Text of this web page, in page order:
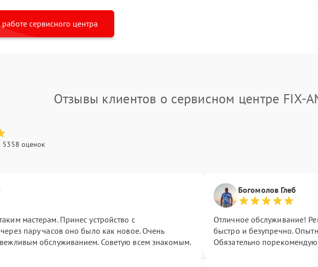
сервисного центра
Отзывы клиентов о сервисном центре FIX-
5358 оценок
мастерам. Принес устройство с
пару часов оно было как новое. Очень
обслуживанием. Советую всем знакомым.
Богомолов Глеб
Отличное обслуживание!
быстро и безупречно.
Обязательно